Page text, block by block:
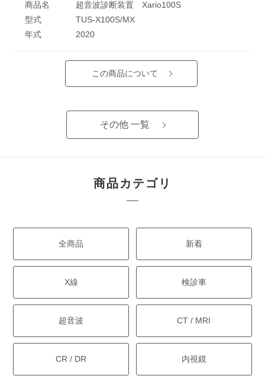
商品名
超音波診断装置 Xario100S
型式
TUS-X100S/MX
年式
2020
この商品について
その他 一覧
商品カテゴリ
全商品 新着
X線 検診車
超音波 CT / MRI
CR / DR 内視鏡